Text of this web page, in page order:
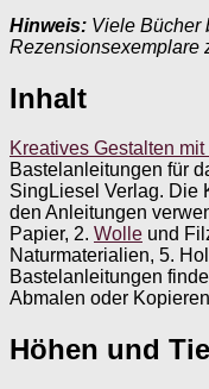
Hinweis: Viele Bücher
Rezensionsexemplare
Inhalt
Kreatives Gestalten
Bastelanleitungen für
SingLiesel Verlag. Die
den Anleitungen
Papier, 2. Wolle und
Naturmaterialien, 5.
Bastelanleitungen
Abmalen oder
Höhen und